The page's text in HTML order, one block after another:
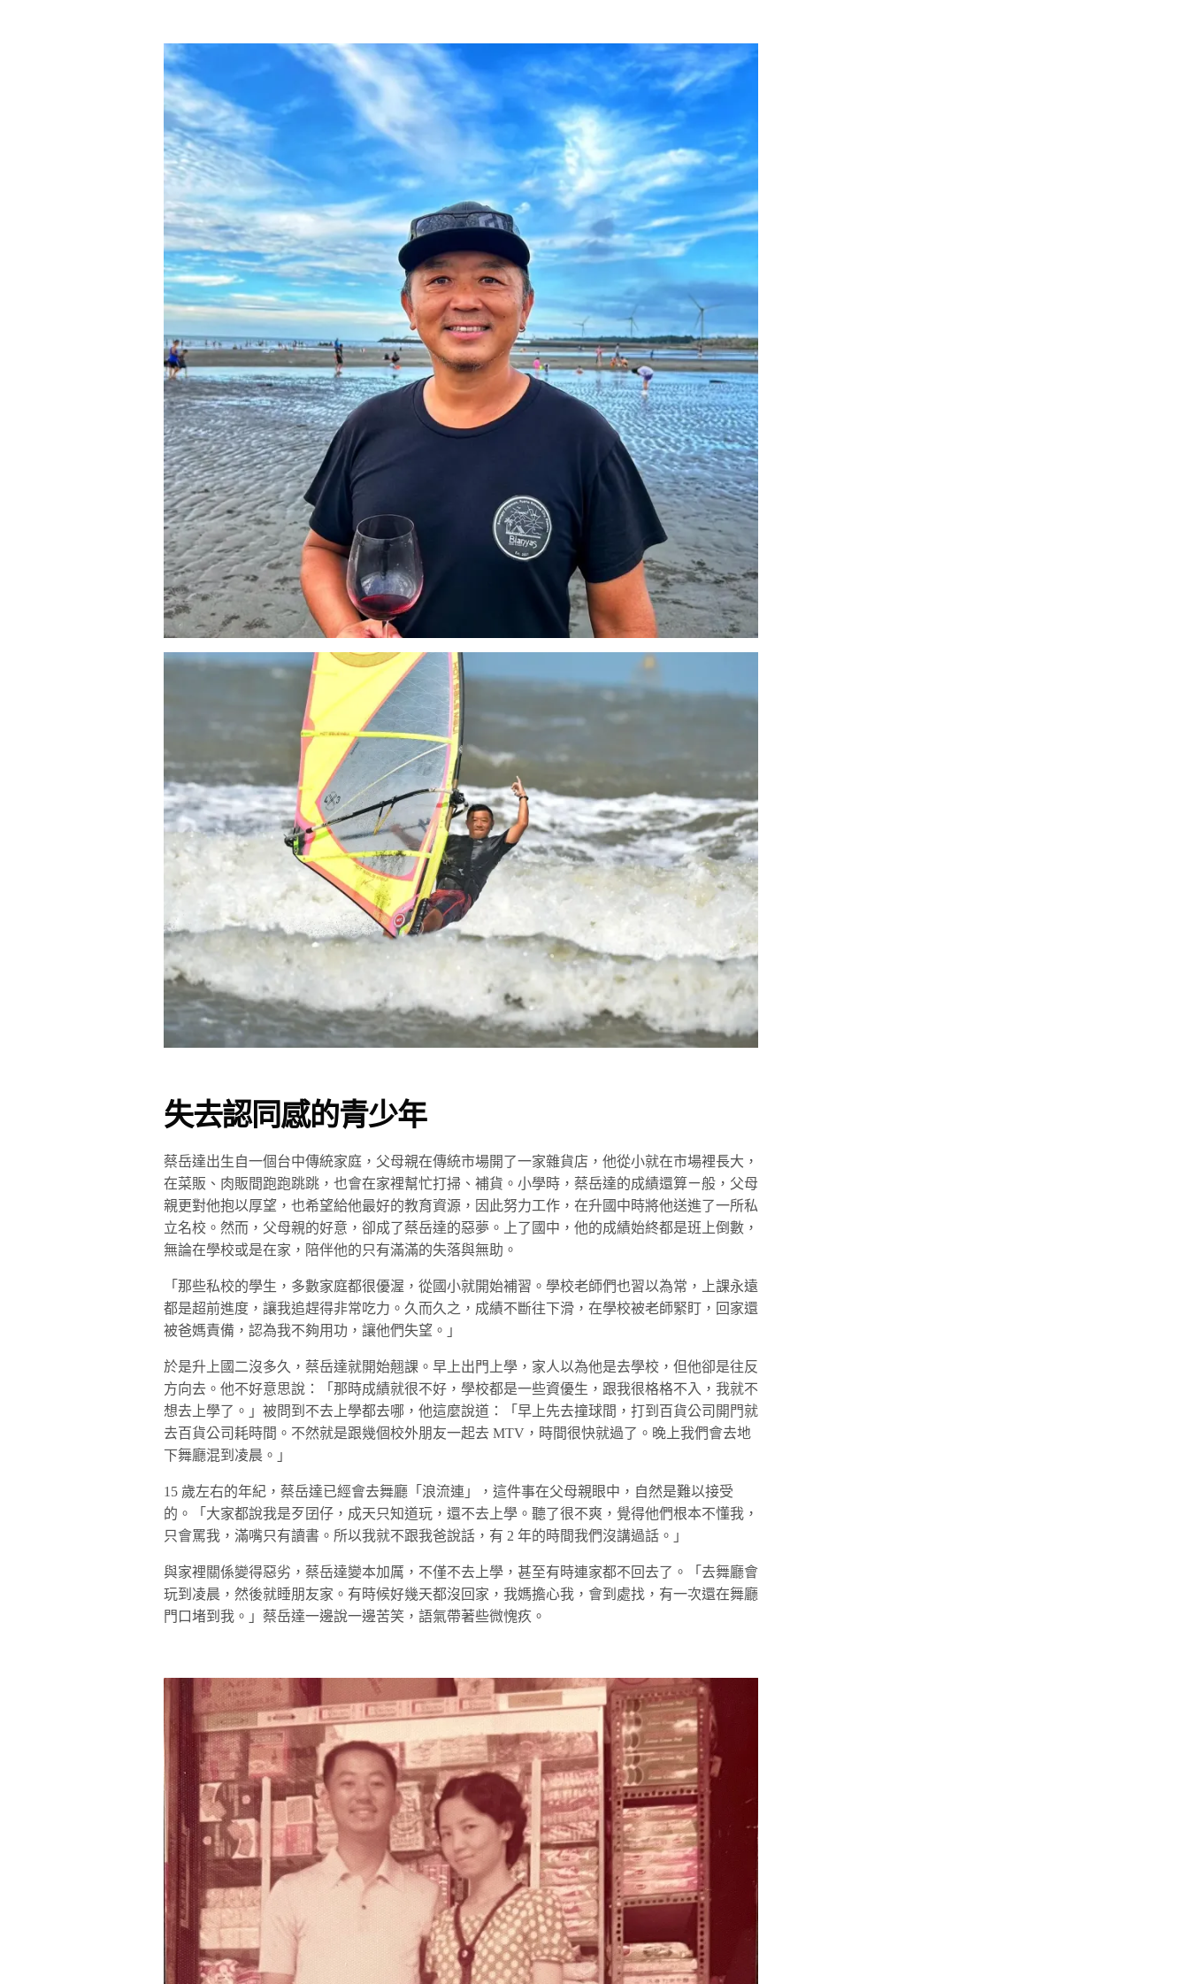
失去認同感的青少年
蔡岳達出生自一個台中傳統家庭，父母親在傳統市場開了一家雜貨店，他從小就在市場裡長大，
在菜販、肉販間跑跑跳跳，也會在家裡幫忙打掃、補貨。小學時，蔡岳達的成績還算ㄧ般，父母
親更對他抱以厚望，也希望給他最好的教育資源，因此努力工作，在升國中時將他送進了一所私
立名校。然而，父母親的好意，卻成了蔡岳達的惡夢。上了國中，他的成績始終都是班上倒數，
無論在學校或是在家，陪伴他的只有滿滿的失落與無助。
「那些私校的學生，多數家庭都很優渥，從國小就開始補習。學校老師們也習以為常，上課永遠
都是超前進度，讓我追趕得非常吃力。久而久之，成績不斷往下滑，在學校被老師緊盯，回家還
被爸媽責備，認為我不夠用功，讓他們失望。」
於是升上國二沒多久，蔡岳達就開始翹課。早上出門上學，家人以為他是去學校，但他卻是往反
方向去。他不好意思說：「那時成績就很不好，學校都是一些資優生，跟我很格格不入，我就不
想去上學了。」被問到不去上學都去哪，他這麼說道：「早上先去撞球間，打到百貨公司開門就
去百貨公司耗時間。不然就是跟幾個校外朋友一起去 MTV，時間很快就過了。晚上我們會去地
下舞廳混到凌晨。」
15 歲左右的年紀，蔡岳達已經會去舞廳「浪流連」，這件事在父母親眼中，自然是難以接受
的。「大家都說我是歹囝仔，成天只知道玩，還不去上學。聽了很不爽，覺得他們根本不懂我，
只會罵我，滿嘴只有讀書。所以我就不跟我爸說話，有 2 年的時間我們沒講過話。」
與家裡關係變得惡劣，蔡岳達變本加厲，不僅不去上學，甚至有時連家都不回去了。「去舞廳會
玩到凌晨，然後就睡朋友家。有時候好幾天都沒回家，我媽擔心我，會到處找，有一次還在舞廳
門口堵到我。」蔡岳達一邊說一邊苦笑，語氣帶著些微愧疚。